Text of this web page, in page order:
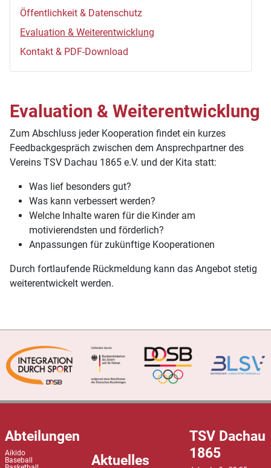
Öffentlichkeit & Datenschutz
Evaluation & Weiterentwicklung
Kontakt & PDF-Download
Evaluation & Weiterentwicklung
Zum Abschluss jeder Kooperation findet ein kurzes
Feedbackgespräch zwischen dem Ansprechpartner des
Vereins TSV Dachau 1865 e.V. und der Kita statt:
Was lief besonders gut?
Was kann verbessert werden?
Welche Inhalte waren für die Kinder am
motivierendsten und förderlich?
Anpassungen für zukünftige Kooperationen
Durch fortlaufende Rückmeldung kann das Angebot stetig
weiterentwickelt werden.
Abteilungen
Aikido
Baseball
Aktuelles
TSV Dachau
1865